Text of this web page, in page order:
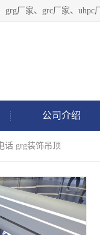
公司介绍
话 grg装饰吊顶